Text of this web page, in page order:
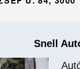
Snell